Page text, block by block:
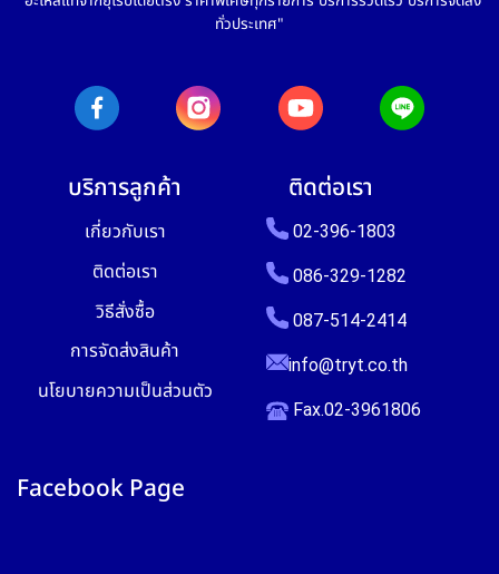
ทั่วประเทศ"
บริการลูกค้า
เกี่ยวกับเรา
ติดต่อเรา
วิธีสั่งซื้อ
การจัดส่งสินค้า
นโยบายความเป็นส่วนตัว
ติดต่อเรา
02-396-1803
086-329-1282
087-514-2414
info@tryt.co.th
Fax.02-3961806
Facebook Page